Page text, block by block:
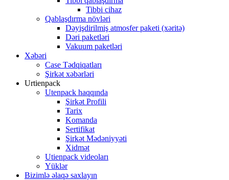
Tibbi cihaz
Qablaşdırma növləri
Dəyişdirilmiş atmosfer paketi (xəritə)
Dəri paketləri
Vakuum paketləri
Xəbəri
Case Tədqiqatları
Şirkət xəbərləri
Urtienpack
Utenpack haqqında
Şirkət Profili
Tarix
Komanda
Sertifikat
Şirkət Mədəniyyəti
Xidmət
Utienpack videoları
Yüklər
Bizimlə əlaqə saxlayın